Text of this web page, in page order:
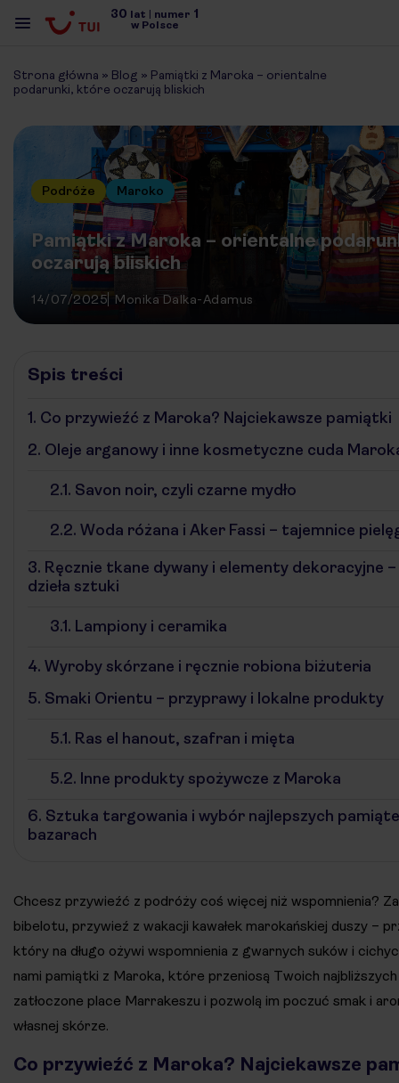
30 lat | numer 1
w Polsce
Strona główna » Blog » Pamiątki z Maroka – orientalne
podarunki, które oczarują bliskich
Podróże Maroko
Pamiątki z Maroka – orientalne
oczarują bliskich
14/07/2025 Monika Dalka-Adamus
Spis treści
1. Co przywieźć z Maroka? Najciekawsze pamiątki
2. Oleje arganowy i inne kosmetyczne cuda
2.1. Savon noir, czyli czarne mydło
2.2. Woda różana i Aker Fassi – tajemnice
3. Ręcznie tkane dywany i elementy dekoracyjne
dzieła sztuki
3.1. Lampiony i ceramika
4. Wyroby skórzane i ręcznie robiona biżuteria
5. Smaki Orientu – przyprawy i lokalne produkty
5.1. Ras el hanout, szafran i mięta
5.2. Inne produkty spożywcze z Maroka
6. Sztuka targowania i wybór najlepszych
bazarach
Chcesz przywieźć z podróży coś więcej niż wspomnienia?
bibelotu, przywieź z wakacji kawałek marokańskiej duszy –
który na długo ożywi wspomnienia z gwarnych suków i
nami pamiątki z Maroka, które przeniosą Twoich
zatłoczone place Marrakeszu i pozwolą im poczuć smak i
własnej skórze.
Co przywieźć z Maroka? Najciekawsze